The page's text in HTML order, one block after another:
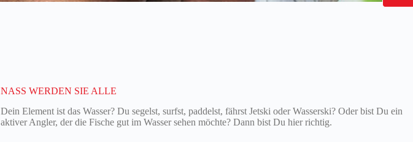
NASS WERDEN SIE ALLE
Dein Element ist das Wasser? Du segelst, surfst, paddelst, fährst Jetski oder Wasserski? Oder bist Du ein
aktiver Angler, der die Fische gut im Wasser sehen möchte? Dann bist Du hier richtig.